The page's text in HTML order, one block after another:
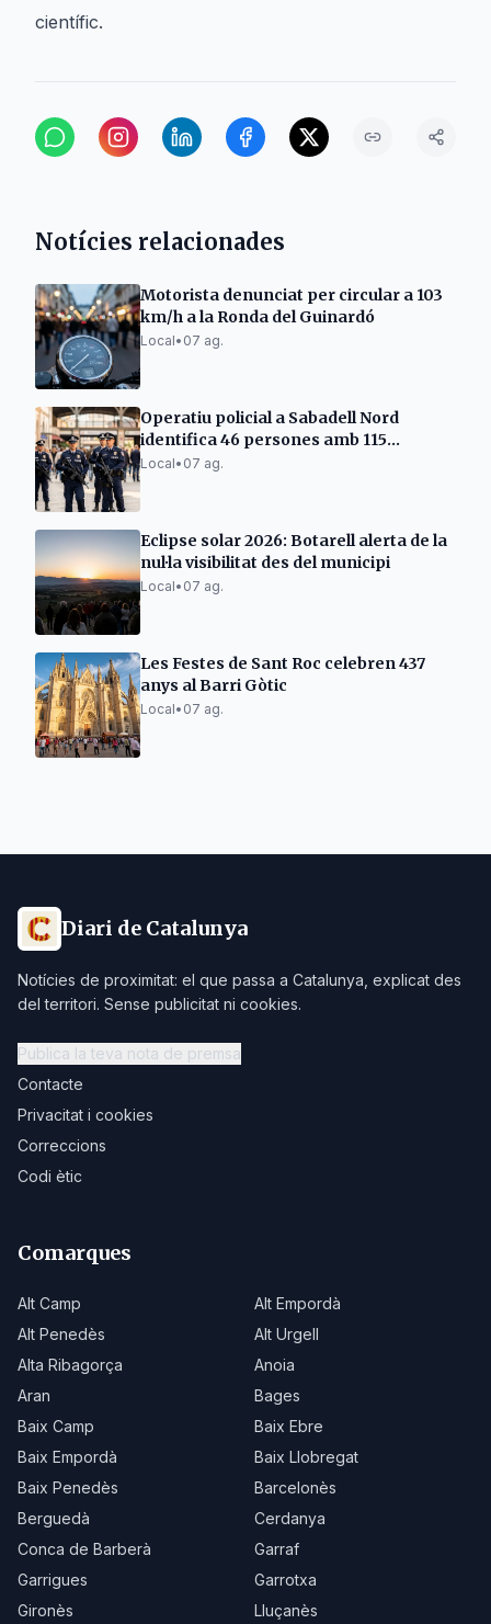
científic.
Notícies relacionades
Motorista denunciat per circular a 103
km/h a la Ronda del Guinardó
Local• 07 ag.
Operatiu policial a Sabadell Nord
identifica 46 persones amb 115
antecedents
Local• 07 ag.
Eclipse solar 2026: Botarell alerta de la
nul·la visibilitat des del municipi
Local• 07 ag.
Les Festes de Sant Roc celebren 437
anys al Barri Gòtic
Local• 07 ag.
Diari de Catalunya
Notícies de proximitat: el que passa a Catalunya, explicat des
del territori. Sense publicitat ni cookies.
Publica la teva nota de premsa
Contacte
Privacitat i cookies
Correccions
Codi ètic
Comarques
Alt Camp
Alt Empordà
Alt Penedès
Alt Urgell
Alta Ribagorça
Anoia
Aran
Bages
Baix Camp
Baix Ebre
Baix Empordà
Baix Llobregat
Baix Penedès
Barcelonès
Berguedà
Cerdanya
Conca de Barberà
Garraf
Garrigues
Garrotxa
Gironès
Lluçanès